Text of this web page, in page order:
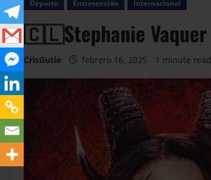
Deporte Entretención Internacional
🇨🇱Stephanie Vaquer
CrisGutie febrero 16, 2025 1 minute read